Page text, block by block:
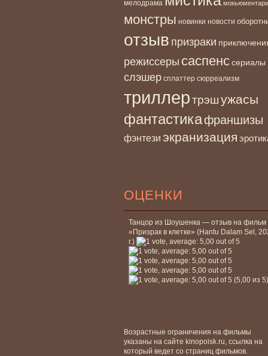
мелодрама мокьюментари
монстры новинки новости
отзыв призраки
режиссеры саспенссериалы
слэшер сплаттер сюрреализм
триллертрэшужасы
фантастикафраншизы
фэнтези экранизация
ОЦЕНКИ
Танцор из Шоушенка — отзыв на фильм
«Призрак в клетке» (Hantu Dalam Sel,
г.)
(5,00 из 5)
Возрастные ограничения на фильмы
указаны на сайте kinopoisk.ru, ссылка на
который ведет со страниц фильмов.